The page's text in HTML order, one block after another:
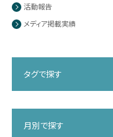
活動報告
メディア掲載実績
タグで探す
月別で探す